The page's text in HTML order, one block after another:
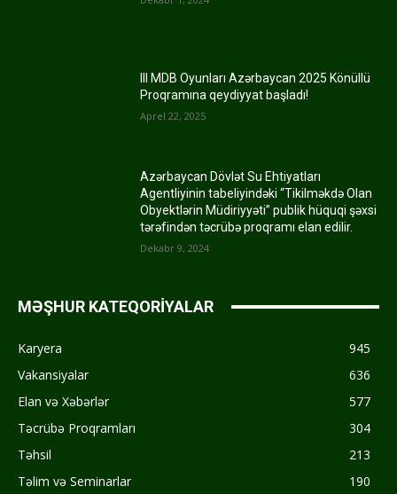
III MDB Oyunları Azərbaycan 2025 Könüllü
Proqramına qeydiyyat başladı!
Aprel 22, 2025
Azərbaycan Dövlət Su Ehtiyatları
Agentliyinin tabeliyindəki “Tikilməkdə Olan
Obyektlərin Müdiriyyəti” publik hüquqi şəxsi
tərəfindən təcrübə proqramı elan edilir.
Dekabr 9, 2024
MƏŞHUR KATEQORİYALAR
Karyera
945
Vakansiyalar
636
Elan və Xəbərlər
577
Təcrübə Proqramları
304
Təhsil
213
Təlim və Seminarlar
190